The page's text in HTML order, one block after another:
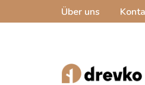
Über uns